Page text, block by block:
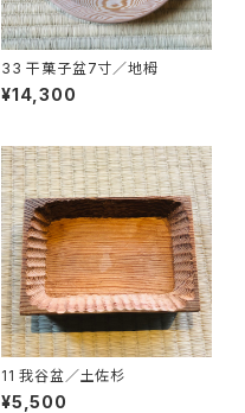
33 干菓子盆7寸／地栂
¥14,300
11 我谷盆／土佐杉
¥5,500